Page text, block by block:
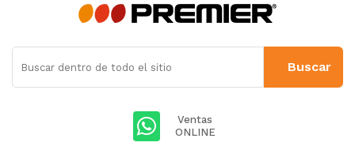
Ventas
ONLINE